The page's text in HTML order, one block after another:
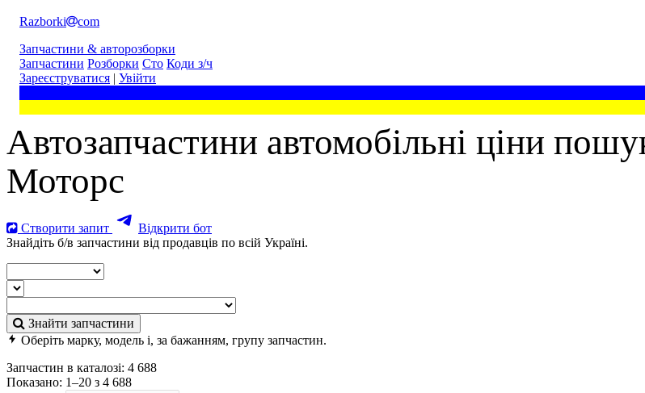
Razborki
com
Запчастини & авторозборки
Запчастини Розборки Сто Коди з/ч
Зареєструватися | Увійти
Автозапчастини автомобільні ціни
Моторс
Створити запит
Відкрити бот
Знайдіть б/в запчастини від продавців по всій Україні.
Знайти запчастини
Оберіть марку, модель і, за бажанням, групу запчастин.
Запчастин в каталозі: 4 688
Показано: 1–20 з 4 688